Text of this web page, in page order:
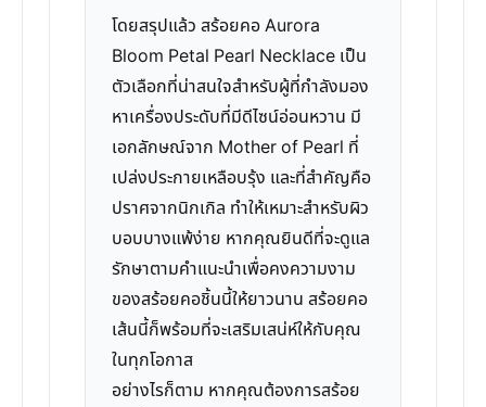
โดยสรุปแล้ว สร้อยคอ Aurora
Bloom Petal Pearl Necklace เป็น
ตัวเลือกที่น่าสนใจสำหรับผู้ที่กำลังมอง
หาเครื่องประดับที่มีดีไซน์อ่อนหวาน มี
เอกลักษณ์จาก Mother of Pearl ที่
เปล่งประกายเหลือบรุ้ง และที่สำคัญคือ
ปราศจากนิกเกิล ทำให้เหมาะสำหรับผิว
บอบบางแพ้ง่าย หากคุณยินดีที่จะดูแล
รักษาตามคำแนะนำเพื่อคงความงาม
ของสร้อยคอชิ้นนี้ให้ยาวนาน สร้อยคอ
เส้นนี้ก็พร้อมที่จะเสริมเสน่ห์ให้กับคุณ
ในทุกโอกาส
อย่างไรก็ตาม หากคุณต้องการสร้อย